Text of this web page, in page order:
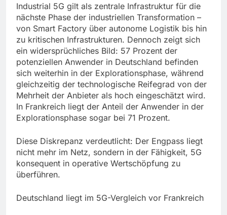
Industrial 5G gilt als zentrale Infrastruktur für die
nächste Phase der industriellen Transformation –
von Smart Factory über autonome Logistik bis hin
zu kritischen Infrastrukturen. Dennoch zeigt sich
ein widersprüchliches Bild: 57 Prozent der
potenziellen Anwender in Deutschland befinden
sich weiterhin in der Explorationsphase, während
gleichzeitig der technologische Reifegrad von der
Mehrheit der Anbieter als hoch eingeschätzt wird.
In Frankreich liegt der Anteil der Anwender in der
Explorationsphase sogar bei 71 Prozent.
Diese Diskrepanz verdeutlicht: Der Engpass liegt
nicht mehr im Netz, sondern in der Fähigkeit, 5G
konsequent in operative Wertschöpfung zu
überführen.
Deutschland liegt im 5G-Vergleich vor Frankreich